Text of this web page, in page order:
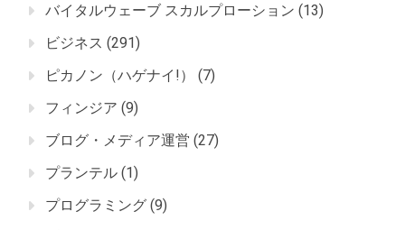
バイタルウェーブ スカルプローション (13)
ビジネス (291)
ピカノン（ハゲナイ!）
(7)
フィンジア (9)
ブログ・メディア運営 (27)
プランテル (1)
プログラミング (9)